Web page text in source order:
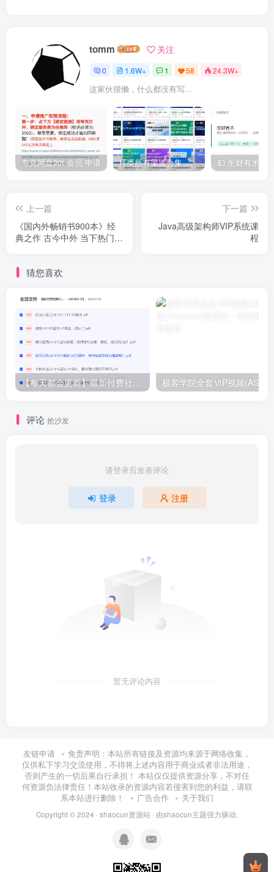
tomm 关注
0 1.6W+ 1 58 24.3W+
这家伙很懒，什么都没有写...
夸克网盘20t 会员 申请 IT类所有渠道合集 持续日更，目前近四千多条资源 年费用户微信私信获取权限
上一篇
《国内外畅销书900本》经
典之作 古今中外 当下热门
下一篇
Java高级架构师VIP系统课
程
猜您喜欢
【每天都会更新】最新付费社群公众号文章 极客学院全套ⅥP视频(AS版)
评论 抢沙发
请登录后发表评论
登录 注册
暂无评论内容
友链申请
免责声明：本站所有链接及资源均来源于网络收集，
仅供私下学习交流使用，不得将上述内容用于商业或者非法用途，
否则产生的一切后果自行承担！ 本站仅仅提供资源分享，不对任
何资源负法律责任！本站收录的资源内容若侵害到您的利益，请联
系本站进行删除！
广告合作 关于我们
Copyright © 2024 · shaocun资源站 · 由shaocun主题强力驱动.